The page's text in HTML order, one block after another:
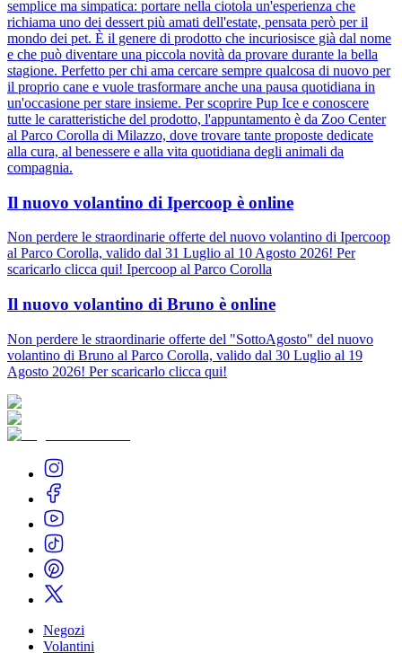
semplice ma simpatica: portare nella ciotola un'esperienza che
richiama uno dei dessert più amati dell'estate, pensata però per il
mondo dei pet. È il genere di prodotto che incuriosisce già dal nome
e che può diventare una piccola novità da provare durante la bella
stagione. Perfetto per chi ama cercare sempre qualcosa di nuovo per
il proprio cane e vuole trasformare anche una pausa quotidiana in
un'occasione per stare insieme. Per scoprire Pup Ice e conoscere
tutte le caratteristiche del prodotto, l'appuntamento è da Zoo Center
al Parco Corolla di Milazzo, dove trovare tante proposte dedicate
alla cura, al benessere e alla vita quotidiana degli animali da
compagnia.
Il nuovo volantino di Ipercoop è online
Non perdere le straordinarie offerte del nuovo volantino di Ipercoop
al Parco Corolla, valido dal 31 Luglio al 10 Agosto 2026! Per
scaricarlo clicca qui! Ipercoop al Parco Corolla
Il nuovo volantino di Bruno è online
Non perdere le straordinarie offerte del "SottoAgosto" del nuovo
volantino di Bruno al Parco Corolla, valido dal 30 Luglio al 19
Agosto 2026! Per scaricarlo clicca qui!
Negozi
Volantini